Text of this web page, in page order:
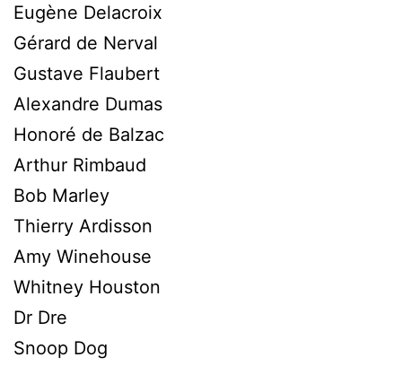
Eugène Delacroix
Gérard de Nerval
Gustave Flaubert
Alexandre Dumas
Honoré de Balzac
Arthur Rimbaud
Bob Marley
Thierry Ardisson
Amy Winehouse
Whitney Houston
Dr Dre
Snoop Dog